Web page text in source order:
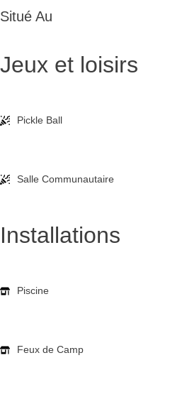
Situé Au
Jeux et loisirs
Pickle Ball
Salle Communautaire
Installations
Piscine
Feux de Camp